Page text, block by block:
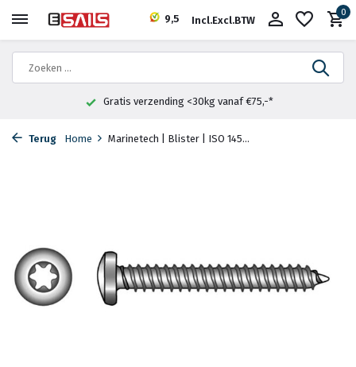
9,5 Incl.Excl.BTW
0
Gratis verzending <30kg vanaf €75,-*
Terug Home Marinetech | Blister | ISO 145...